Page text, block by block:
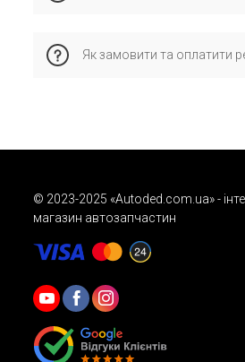
Це дозволяє забезпечити
Як замовити та оплатити
© 2023-2025 «Autoded.com.ua» -
магазин автозапчастин